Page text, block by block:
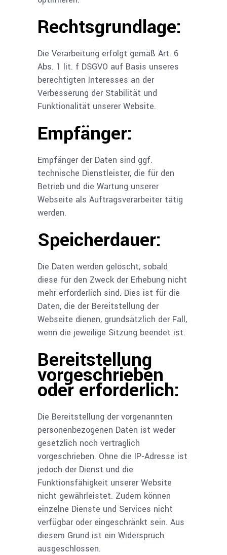
Rechtsgrundlage:
Die Verarbeitung erfolgt gemäß Art. 6
Abs. 1 lit. f DSGVO auf Basis unseres
berechtigten Interesses an der
Verbesserung der Stabilität und
Funktionalität unserer Website.
Empfänger:
Empfänger der Daten sind ggf.
technische Dienstleister, die für den
Betrieb und die Wartung unserer
Webseite als Auftragsverarbeiter tätig
werden.
Speicherdauer:
Die Daten werden gelöscht, sobald
diese für den Zweck der Erhebung nicht
mehr erforderlich sind. Dies ist für die
Daten, die der Bereitstellung der
Webseite dienen, grundsätzlich der Fall,
wenn die jeweilige Sitzung beendet ist.
Bereitstellung
vorgeschrieben
oder erforderlich:
Die Bereitstellung der vorgenannten
personenbezogenen Daten ist weder
gesetzlich noch vertraglich
vorgeschrieben. Ohne die IP-Adresse ist
jedoch der Dienst und die
Funktionsfähigkeit unserer Website
nicht gewährleistet. Zudem können
einzelne Dienste und Services nicht
verfügbar oder eingeschränkt sein. Aus
diesem Grund ist ein Widerspruch
ausgeschlossen.